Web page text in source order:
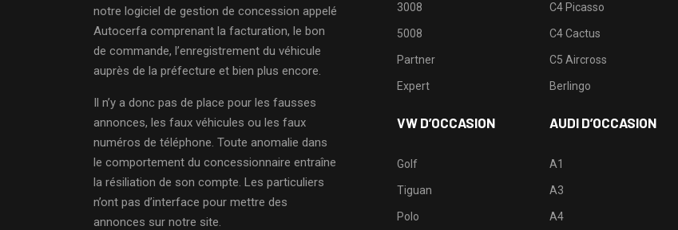
notre logiciel de gestion de concession appelé
Autocerfa comprenant la facturation, le bon
de commande, l’enregistrement du véhicule
auprès de la préfecture et bien plus encore.
Il n’y a donc pas de place pour les fausses
annonces, les faux véhicules ou les faux
numéros de téléphone. Toute anomalie dans
le comportement du concessionnaire entraîne
la résiliation de son compte. Les particuliers
n’ont pas d’interface pour mettre des
annonces sur notre site.
3008
5008
Partner
Expert
VW D’OCCASION
Golf
Tiguan
Polo
C4 Picasso
C4 Cactus
C5 Aircross
Berlingo
AUDI D’OCCASION
A1
A3
A4